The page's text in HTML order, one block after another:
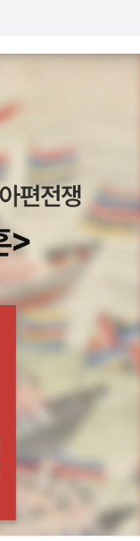
도서 | 한우리열린
안으로 나들이를 나
를 졸래졸래 따라와
려다 주려다 그만 뿔
이가 엉망이 되고 만
사히 집으로 돌아갈
며 소반을 이고지고
고운 진달래꽃으로
술을 따서 꽃싸움도
면, 하루해가 너무 짧
들끼리 떠나는 신나
개 선정 도서 20
에도, 느긋한 주말에